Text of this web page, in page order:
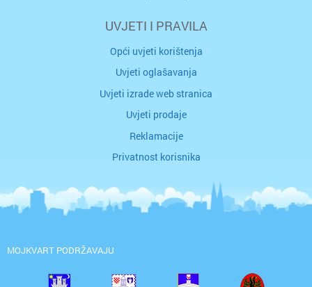
UVJETI I PRAVILA
Opći uvjeti korištenja
Uvjeti oglašavanja
Uvjeti izrade web stranica
Uvjeti prodaje
Reklamacije
Privatnost korisnika
MOJKVART PODRŽAVAJU